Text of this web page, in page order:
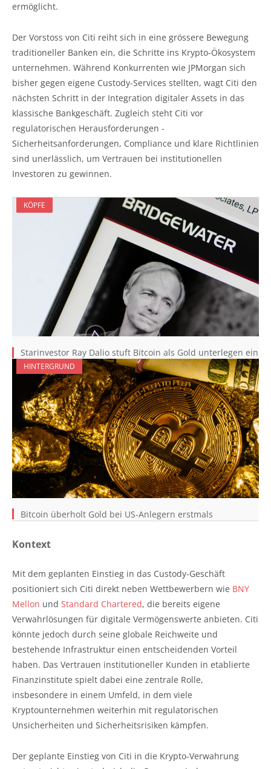
ermöglicht.
Der Vorstoss von Citi reiht sich in eine grössere Bewegung
traditioneller Banken ein, die Schritte ins Krypto-Ökosystem
unternehmen. Während Konkurrenten wie JPMorgan sich
bisher gegen eigene Custody-Services stellten, wagt Citi den
nächsten Schritt in der Integration digitaler Assets in das
klassische Bankgeschäft. Zugleich steht Citi vor
regulatorischen Herausforderungen -
Sicherheitsanforderungen, Compliance und klare Richtlinien
sind unerlässlich, um Vertrauen bei institutionellen
Investoren zu gewinnen.
KÖPFE
Starinvestor Ray Dalio stuft Bitcoin als Gold unterlegen ein
HINTERGRUND
Bitcoin überholt Gold bei US-Anlegern erstmals
Kontext
Mit dem geplanten Einstieg in das Custody-Geschäft
positioniert sich Citi direkt neben Wettbewerbern wie BNY
Mellon und Standard Chartered, die bereits eigene
Verwahrlösungen für digitale Vermögenswerte anbieten. Citi
könnte jedoch durch seine globale Reichweite und
bestehende Infrastruktur einen entscheidenden Vorteil
haben. Das Vertrauen institutioneller Kunden in etablierte
Finanzinstitute spielt dabei eine zentrale Rolle,
insbesondere in einem Umfeld, in dem viele
Kryptounternehmen weiterhin mit regulatorischen
Unsicherheiten und Sicherheitsrisiken kämpfen.
Der geplante Einstieg von Citi in die Krypto-Verwahrung